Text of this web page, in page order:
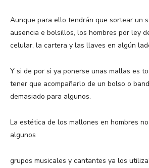
Aunque para ello tendrán que sortear un
ausencia e bolsillos, los hombres por ley
celular, la cartera y las llaves en algún
Y si de por si ya ponerse unas mallas es
tener que acompañarlo de un bolso o
demasiado para algunos.
La estética de los mallones en hombres
algunos
grupos musicales y cantantes ya los